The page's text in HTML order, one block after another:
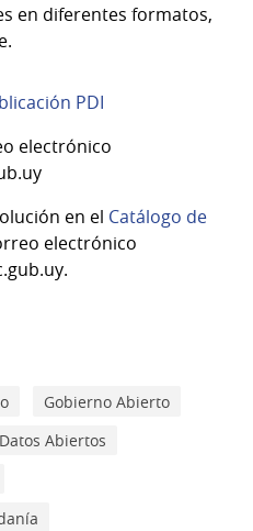
en diferentes formatos,
PDI
electrónico
en el Catálogo de
electrónico
Gobierno Abierto
Abiertos